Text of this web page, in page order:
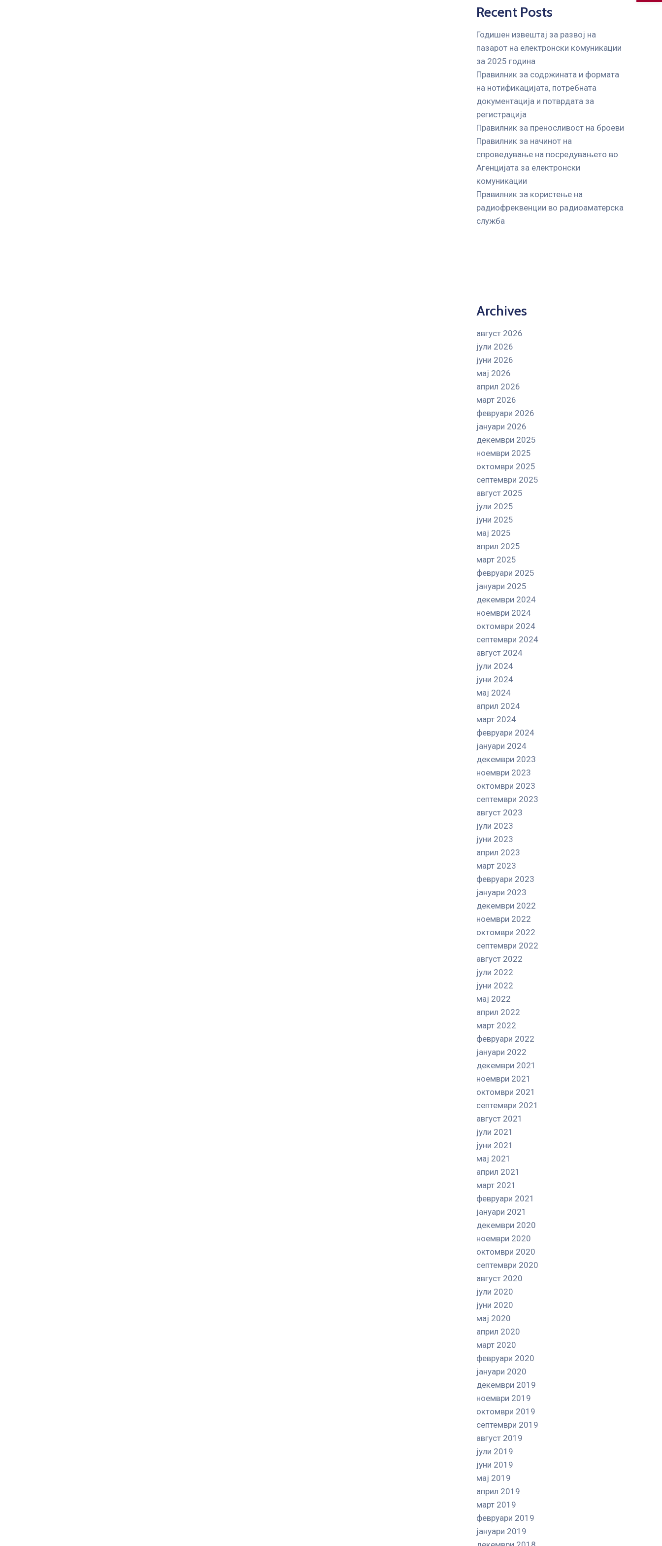
Recent Posts
Годишен извештај за развој на
пазарот на електронски комуникации
за 2025 година
Правилник за содржината и формата
на нотификацијата, потребната
документација и потврдата за
регистрација
Правилник за преносливост на броеви
Правилник за начинот на
спроведување на посредувањето во
Агенцијата за електронски
комуникации
Правилник за користење на
радиофреквенции во радиоаматерска
служба
Archives
август 2026
јули 2026
јуни 2026
мај 2026
април 2026
март 2026
февруари 2026
јануари 2026
декември 2025
ноември 2025
октомври 2025
септември 2025
август 2025
јули 2025
јуни 2025
мај 2025
април 2025
март 2025
февруари 2025
јануари 2025
декември 2024
ноември 2024
октомври 2024
септември 2024
август 2024
јули 2024
јуни 2024
мај 2024
април 2024
март 2024
февруари 2024
јануари 2024
декември 2023
ноември 2023
октомври 2023
септември 2023
август 2023
јули 2023
јуни 2023
април 2023
март 2023
февруари 2023
јануари 2023
декември 2022
ноември 2022
октомври 2022
септември 2022
август 2022
јули 2022
јуни 2022
мај 2022
април 2022
март 2022
февруари 2022
јануари 2022
декември 2021
ноември 2021
октомври 2021
септември 2021
август 2021
јули 2021
јуни 2021
мај 2021
април 2021
март 2021
февруари 2021
јануари 2021
декември 2020
ноември 2020
октомври 2020
септември 2020
август 2020
јули 2020
јуни 2020
мај 2020
април 2020
март 2020
февруари 2020
јануари 2020
декември 2019
ноември 2019
октомври 2019
септември 2019
август 2019
јули 2019
јуни 2019
мај 2019
април 2019
март 2019
февруари 2019
јануари 2019